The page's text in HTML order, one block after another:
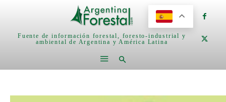
Fuente de información forestal, foresto-industrial y
ambiental de Argentina y América Latina